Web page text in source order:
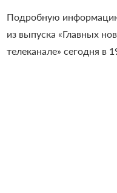
Подробную
из выпуска «Главных
телеканале» сегодня в